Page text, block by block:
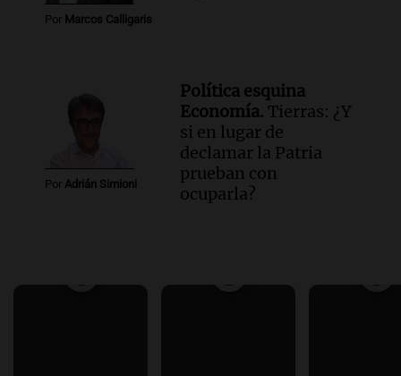
Por Marcos Calligaris
Por Adrián Simioni
Política esquina
Economía. Tierras: ¿Y
si en lugar de
declamar la Patria
prueban con
ocuparla?